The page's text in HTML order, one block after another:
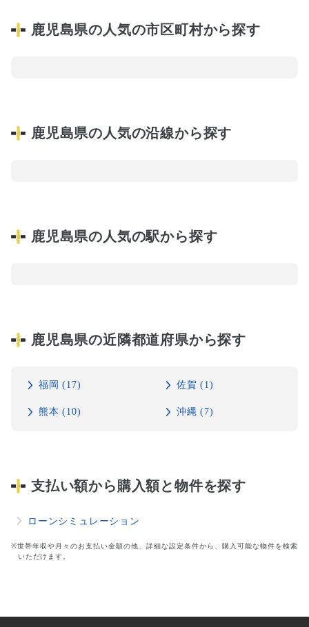
鹿児島県の人気の市区町村から探す
鹿児島県の人気の沿線から探す
鹿児島県の人気の駅から探す
鹿児島県の近隣都道府県から探す
福岡 (17) 佐賀 (1)
熊本 (10) 沖縄 (7)
支払い額から購入額と物件を探す
ローンシミュレーション
※世帯年収や月々のお支払い金額の他、詳細な設定条件から、購入可能な物件を検索
いただけます。